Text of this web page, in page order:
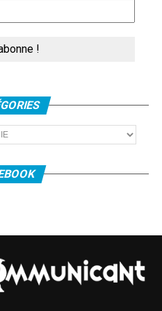
portent des vêtements de
de différentes